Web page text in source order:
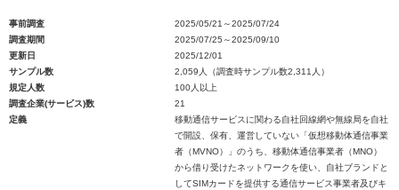
事前調査
2025/05/21～2025/07/24
調査期間
2025/07/25～2025/09/10
更新日
2025/12/01
サンプル数
2,059人（調査時サンプル数2,311人）
規定人数
100人以上
調査企業(サービス)数
21
定義
移動通信サービスに関わる自社回線網や無線局を自社
で開設、保有、運営していない「仮想移動体通信事業
者（MVNO）」のうち、移動体通信事業者（MNO）
から借り受けたネットワークを使い、自社ブランドと
してSIMカードを提供する通信サービス事業者及びキ